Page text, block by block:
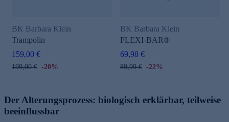
BK Barbara Klein
Trampolin
159,00 €
199,00 € -20%
BK Barbara Klein
FLEXI-BAR®
69,98 €
89,99 € -22%
Der Alterungsprozess: biologisch erklärbar, teilweise
beeinflussbar